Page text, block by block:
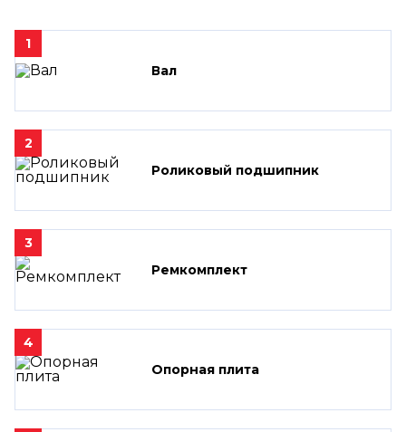
1
Вал
2
Роликовый подшипник
3
Ремкомплект
4
Опорная плита